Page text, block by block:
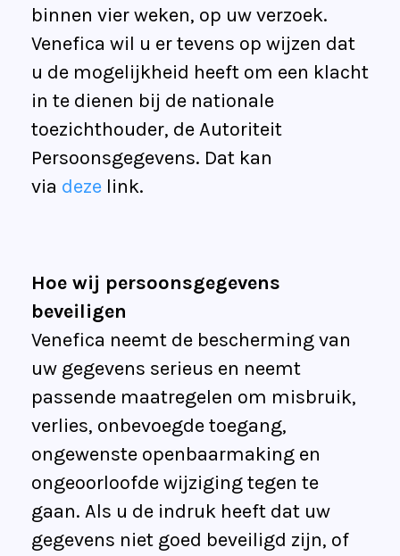
binnen vier weken, op uw verzoek.
Venefica wil u er tevens op wijzen dat
u de mogelijkheid heeft om een klacht
in te dienen bij de nationale
toezichthouder, de Autoriteit
Persoonsgegevens. Dat kan
via deze link.
Hoe wij persoonsgegevens
beveiligen
Venefica neemt de bescherming van
uw gegevens serieus en neemt
passende maatregelen om misbruik,
verlies, onbevoegde toegang,
ongewenste openbaarmaking en
ongeoorloofde wijziging tegen te
gaan. Als u de indruk heeft dat uw
gegevens niet goed beveiligd zijn, of